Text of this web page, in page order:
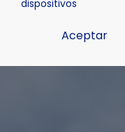
dispositivos
Aceptar